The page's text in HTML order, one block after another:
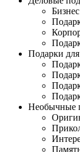
Подарки
Необычные